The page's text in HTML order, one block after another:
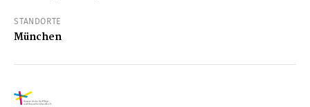
STANDORTE
München